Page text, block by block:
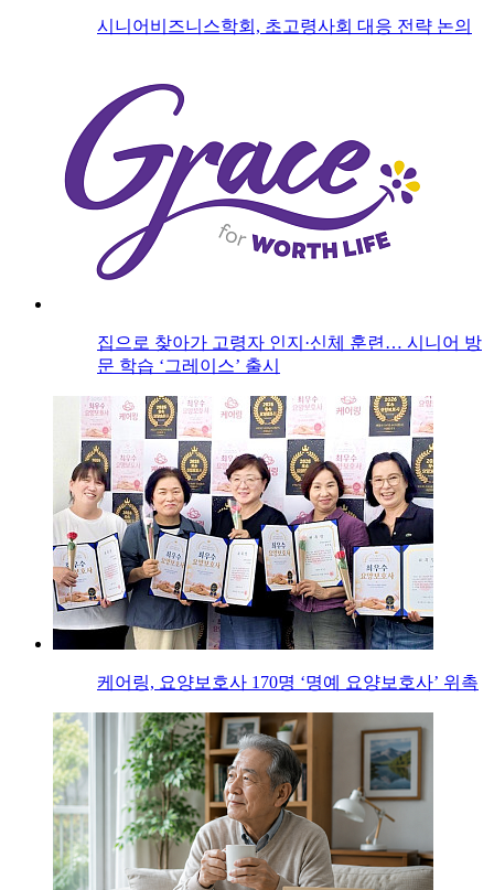
시니어비즈니스학회, 초고령사회 대응 전략 논의
집으로 찾아가 고령자 인지·신체 훈련… 시니어 방
문 학습 ‘그레이스’ 출시
케어링, 요양보호사 170명 ‘명예 요양보호사’ 위촉